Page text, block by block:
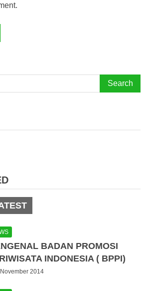
BADAN PROMOSI
INDONESIA ( BPPI)
2014